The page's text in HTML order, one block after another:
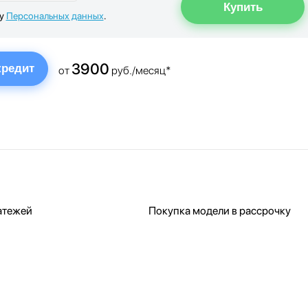
Персональных данных.
от 3900 руб./месяц*
Покупка модели в рассрочку